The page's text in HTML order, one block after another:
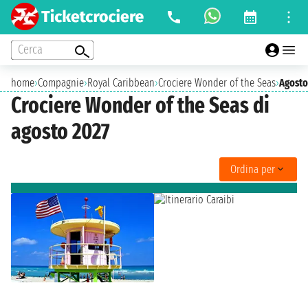
Cerca
home›Compagnie›Royal Caribbean›Crociere Wonder of the Seas›
Crociere Wonder of the Seas di
agosto 2027
Ordina per